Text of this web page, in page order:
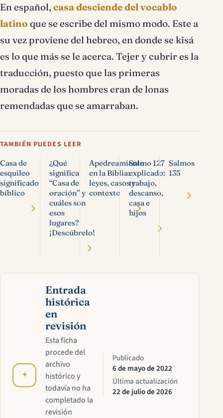
En español, casa desciende del vocablo
latino que se escribe del mismo modo. Este a
su vez proviene del hebreo, en donde se kisá
es lo que más se le acerca. Tejer y cubrir es la
traducción, puesto que las primeras
moradas de los hombres eran de lonas
remendadas que se amarraban.
TAMBIÉN PUEDES LEER
Casa de
esquileo
significado
bíblico
¿Qué
significa
“Casa de
oración” y
cuáles son
esos
lugares?
¡Descúbrelo!
Apedreamiento
en la Biblia:
leyes, casos y
contexto
Salmo 127
explicado:
trabajo,
descanso,
casa e
hijos
Salmos
135
✦
Entrada
histórica
en
revisión
Esta ficha
procede del
archivo
histórico y
todavía no ha
completado la
revisión
Publicado
6 de mayo de 2022
Última actualización
22 de julio de 2026